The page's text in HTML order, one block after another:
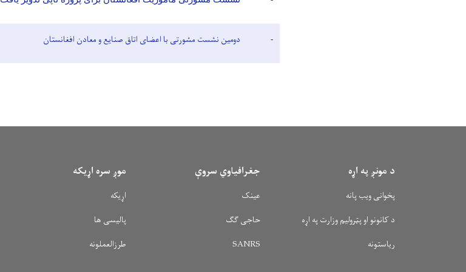
- دومین نشست مشورتی با اعضای اتاق صنایع و معادن افغانستان
د مونږ په اړه
پخوانی ویب پانه
د کانونو او پټرولیم وزارت په اړه
ریاستونه
جغرافیاوي سروې
عینک
حاجی ګګ
SANRS
موږ سره اړیکه
اړیکه
پالیسی ها
طرزالعملونه